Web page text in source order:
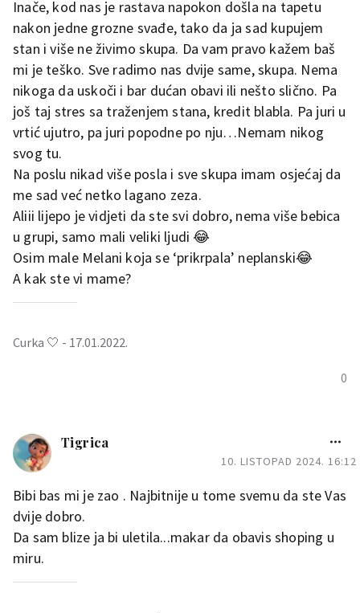
Inače, kod nas je rastava napokon došla na tapetu
nakon jedne grozne svađe, tako da ja sad kupujem
stan i više ne živimo skupa. Da vam pravo kažem baš
mi je teško. Sve radimo nas dvije same, skupa. Nema
nikoga da uskoči i bar dućan obavi ili nešto slično. Pa
još taj stres sa traženjem stana, kredit blabla. Pa juri u
vrtić ujutro, pa juri popodne po nju…Nemam nikog
svog tu.
Na poslu nikad više posla i sve skupa imam osjećaj da
me sad već netko lagano zeza.
Aliii lijepo je vidjeti da ste svi dobro, nema više bebica
u grupi, samo mali veliki ljudi 😂
Osim male Melani koja se ‘prikrpala’ neplanski😂
A kak ste vi mame?
0
Curka 🤍 - 17.01.2022.
Tigrica
10. LISTOPAD 2024. 16:12
Bibi bas mi je zao . Najbitnije u tome svemu da ste Vas
dvije dobro.
Da sam blize ja bi uletila...makar da obavis shoping u
miru.